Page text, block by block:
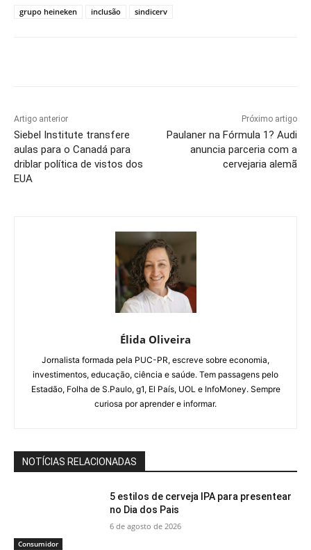
grupo heineken inclusão sindicerv
Artigo anterior
Siebel Institute transfere
aulas para o Canadá para
driblar política de vistos dos
EUA
Próximo artigo
Paulaner na Fórmula 1? Audi
anuncia parceria com a
cervejaria alemã
Élida Oliveira
Jornalista formada pela PUC-PR, escreve sobre economia,
investimentos, educação, ciência e saúde. Tem passagens pelo
Estadão, Folha de S.Paulo, g1, El País, UOL e InfoMoney. Sempre
curiosa por aprender e informar.
NOTÍCIAS RELACIONADAS
Consumidor
5 estilos de cerveja IPA para presentear
no Dia dos Pais
6 de agosto de 2026